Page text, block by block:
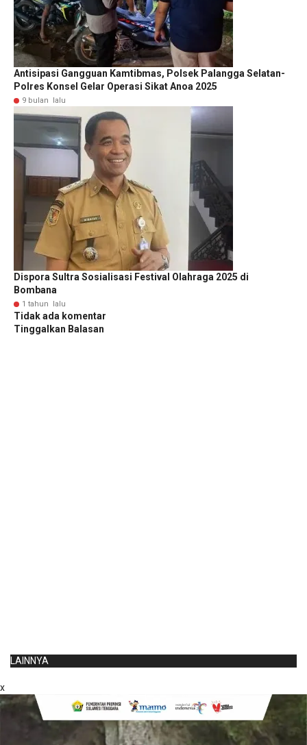
Antisipasi Gangguan Kamtibmas, Polsek Palangga Selatan-
Polres Konsel Gelar Operasi Sikat Anoa 2025
9 bulan lalu
Dispora Sultra Sosialisasi Festival Olahraga 2025 di
Bombana
1 tahun lalu
Tidak ada komentar
Tinggalkan Balasan
LAINNYA
x